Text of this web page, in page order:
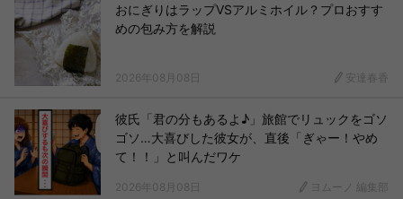
おにぎりはラップVSアルミホイル？プロおすす
めの包み方を解説
2026年08月08日 安達春香
彼氏「君の分もあるよ♪」旅館でリュックをゴソ
ゴソ…大喜びした彼女が、直後「ぎゃー！やめ
て！！」と叫んだワケ
2026年08月08日 ヨムーノ 編集部